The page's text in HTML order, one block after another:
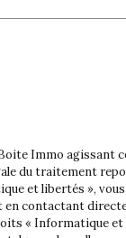
Immo
du traitement
et libertés »,
contactant
« Informatique